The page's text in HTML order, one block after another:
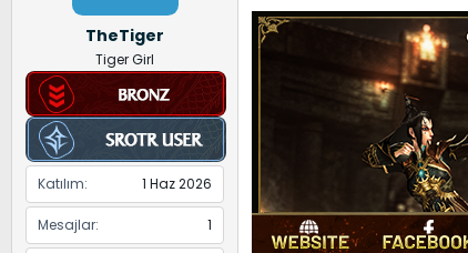
TheTiger
Tiger Girl
Katılım 1 Haz 2026
Mesajlar 1